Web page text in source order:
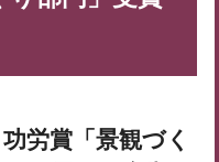
労賞「景観づく